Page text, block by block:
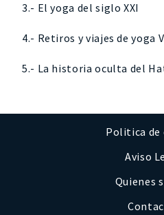
3.- El yoga del siglo XXI
4.- Retiros y viajes de yoga
5.- La historia oculta del
Politica de
Aviso
Quienes